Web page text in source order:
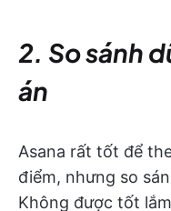
2. So sánh
án
Asana rất tốt để
điểm, nhưng so
Không được tốt